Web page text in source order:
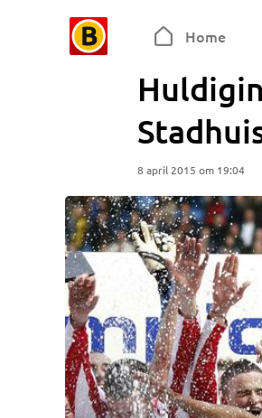
Home
8 april 2015 om 19:04